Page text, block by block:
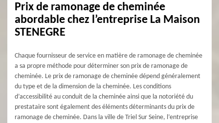
Prix de ramonage de cheminée
abordable chez l’entreprise La Maison
STENEGRE
Chaque fournisseur de service en matière de ramonage de cheminée
a sa propre méthode pour déterminer son prix de ramonage de
cheminée. Le prix de ramonage de cheminée dépend généralement
du type et de la dimension de la cheminée. Les conditions
d’accessibilité au conduit de la cheminée ainsi que la notoriété du
prestataire sont également des éléments déterminants du prix de
ramonage de cheminée. Dans la ville de Triel Sur Seine, l’entreprise